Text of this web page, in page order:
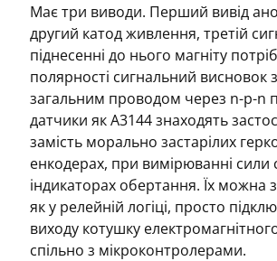
Має три виводи. Перший вивід
другий катод живлення, третій
піднесенні до нього магніту
полярності сигнальний висновок
загальним проводом через n-p-n
датчики як А3144знаходять
замість морально застарілих
енкодерах, при вимірюванні сили
індикаторах обертання. Їх можна
як у релейній логіці, просто
виходу котушку
спільно з мікроконтролерами.